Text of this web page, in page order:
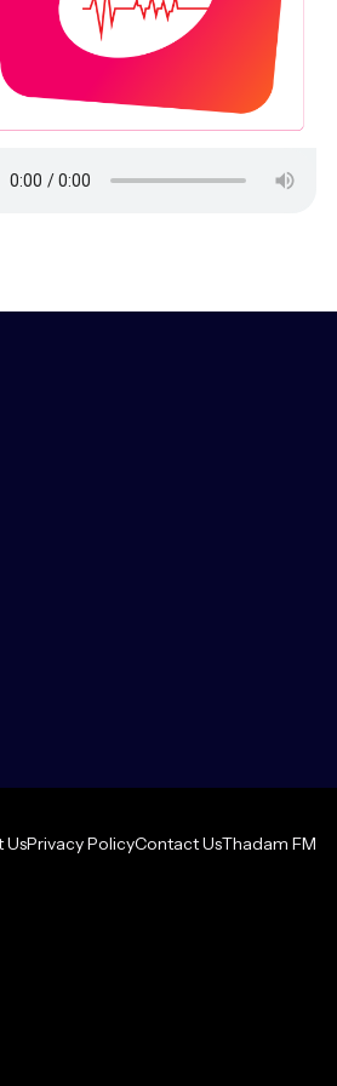
UsPrivacy PolicyContact UsThadam FM